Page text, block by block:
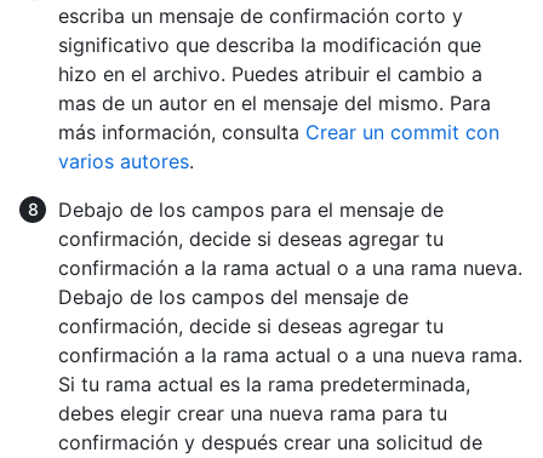
escriba un mensaje de confirmación corto y
significativo que describa la modificación que
hizo en el archivo. Puedes atribuir el cambio a
mas de un autor en el mensaje del mismo. Para
más información, consulta Crear un commit con
varios autores.
Debajo de los campos para el mensaje de
confirmación, decide si deseas agregar tu
confirmación a la rama actual o a una rama nueva.
Debajo de los campos del mensaje de
confirmación, decide si deseas agregar tu
confirmación a la rama actual o a una nueva rama.
Si tu rama actual es la rama predeterminada,
debes elegir crear una nueva rama para tu
confirmación y después crear una solicitud de